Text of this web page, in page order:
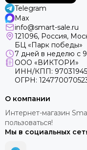
Telegram
Max
info@smart-sale.ru
121096, Россия,
БЦ «Парк победы»
7 дней в неделю с
ООО «ВИКТОРИ»
ИНН/КПП:
ОГРН:
О компании
Интернет-магазин
пользоваться!
Мы в социальных